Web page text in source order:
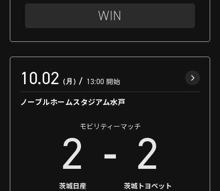
WIN
10.02 （月） 13:00 開始
ノーブルホームスタジアム水戸
モビリティーマッチ
2
茨城日産
- 2
茨城トヨペット